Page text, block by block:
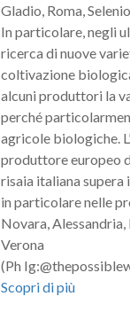
Gladio, Roma,
In particolare, negli
ricerca di nuove
coltivazione
alcuni produttori la
perché
agricole biologiche.
produttore europeo
risaia italiana
in particolare nelle
Novara,
Verona
(Ph
Scopri di più